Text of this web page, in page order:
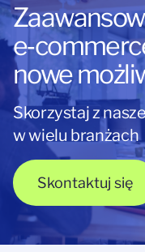
nowe
Skorzystaj z
w wielu branżach
Skontaktuj się